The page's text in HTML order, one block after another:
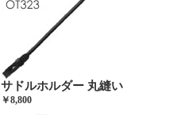
サドルホルダー 丸縫い
￥8,800